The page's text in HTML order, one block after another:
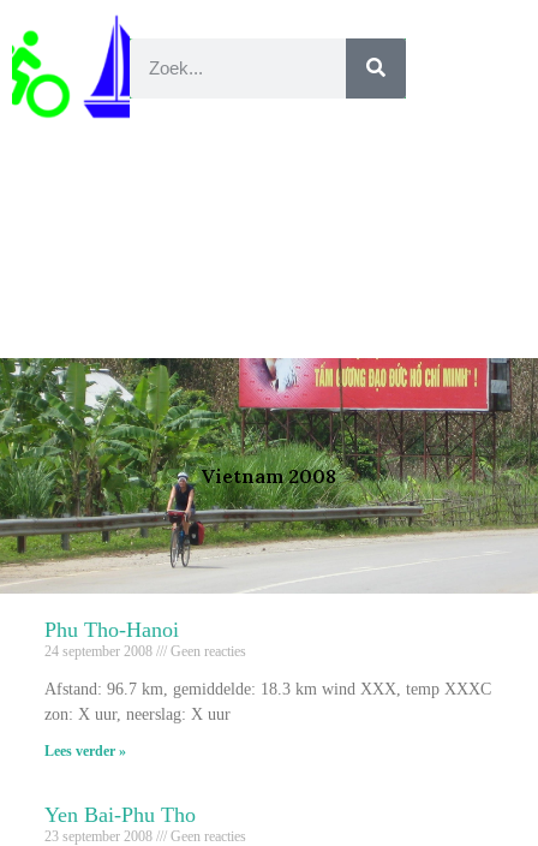
Vietnam 2008
Phu Tho-Hanoi
24 september 2008 Geen reacties
Afstand: 96.7 km, gemiddelde: 18.3 km wind XXX, temp XXXC
zon: X uur, neerslag: X uur
Lees verder »
Yen Bai-Phu Tho
23 september 2008 Geen reacties